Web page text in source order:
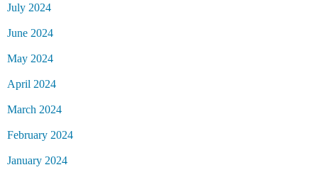
July 2024
June 2024
May 2024
April 2024
March 2024
February 2024
January 2024